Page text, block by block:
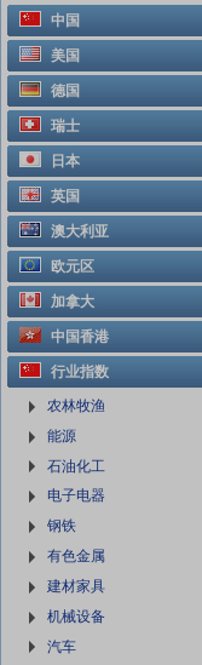
中国
美国
德国
瑞士
日本
英国
澳大利亚
欧元区
加拿大
中国香港
行业指数
农林牧渔
能源
石油化工
电子电器
钢铁
有色金属
建材家具
机械设备
汽车